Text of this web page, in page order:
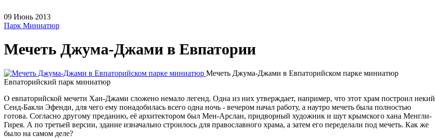
09 Июнь 2013
Парк Миниатюр
Мечеть Джума-Джами в Евпатории
Мечеть Джума-Джами в Евпаторийском парке миниатюр
Евпаторийский парк миниатюр
О евпаторийской мечети Хан-Джами сложено немало легенд. Одна из них утверждает, например, что этот храм построил некий
Сеид-Бакли Эфенди, для чего ему понадобилась всего одна ночь - вечером начал работу, а наутро мечеть была полностью
готова. Согласно другому преданию, её архитектором был Мен-Арслан, придворный художник и шут крымского хана Менгли-
Гирея. А по третьей версии, здание изначально строилось для православного храма, а затем его переделали под мечеть. Как же
было на самом деле?